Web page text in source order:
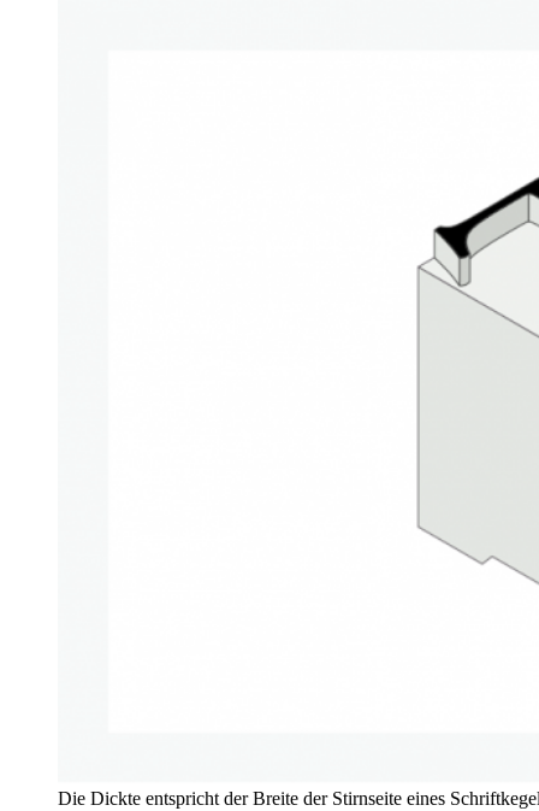
Die Dickte entspricht der Breite der Stirnseite eines